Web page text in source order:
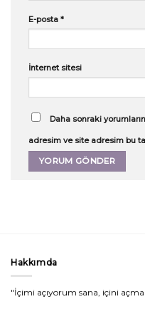
E-posta *
İnternet sitesi
Daha sonraki
adresim ve site adresim bu
Hakkımda
"İçimi açıyorum sana, içini